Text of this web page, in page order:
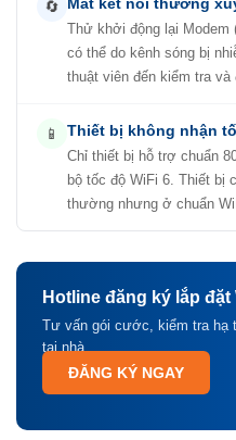
🔄
Thử khởi động lại Modem
có thể do kênh sóng bị
thuật viên đến kiểm tra và
📱 Thiết bị không nhận
Chỉ thiết bị hỗ trợ chuẩn
bộ tốc độ WiFi 6. Thiết bị
thường nhưng ở chuẩn
Hotline đăng ký lắp đặt
Tư vấn gói cước, kiểm tra hạ
tại nhà.
ĐĂNG KÝ NGAY